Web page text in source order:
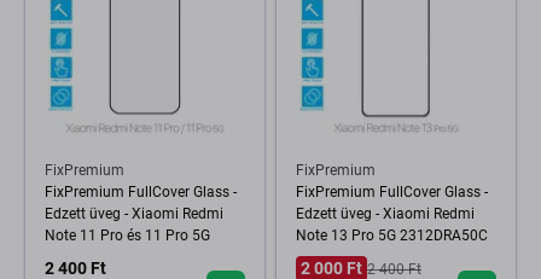
FixPremium
FixPremium FullCover Glass -
Edzett üveg - Xiaomi Redmi
Note 11 Pro és 11 Pro 5G
2 400 Ft
FixPremium
FixPremium FullCover Glass -
Edzett üveg - Xiaomi Redmi
Note 13 Pro 5G 2312DRA50C
2 000 Ft 2 400 Ft